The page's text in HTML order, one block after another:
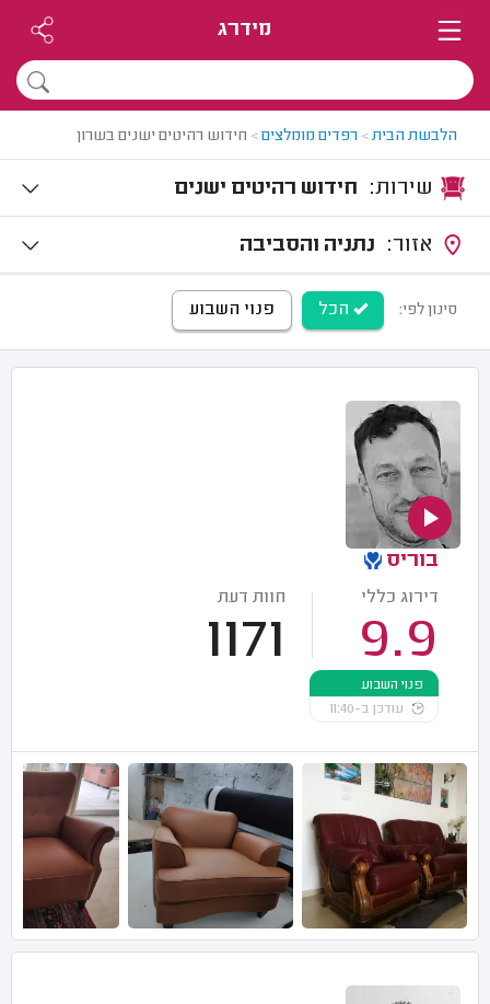
מידרג
הלבשת הבית> רפדים מומלצים> חידוש רהיטים ישנים בשרון
חידוש רהיטים ישנים
נתניה והסביבה
סינון לפי: הכל פנוי השבוע
בוריס
דירוג כללי
9.9
חוות דעת
1171
פנוי השבוע
עודכן ב-11:40